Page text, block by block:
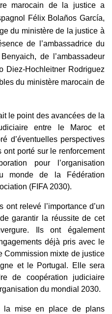
marocain de la justice a
Félix Bolaños García,
du ministère de la justice à
de l’ambassadrice du
de l’ambassadeur
Diez-Hochleitner Rodriguez
du ministère marocain de
le point des avancées de la
entre le Maroc et
d’éventuelles perspectives
porté sur le renforcement
pour l’organisation
monde de la Fédération
(FIFA 2030).
relevé l’importance d’un
garantir la réussite de cet
Ils ont également
déjà pris avec le
Commission mixte de justice
et le Portugal. Elle sera
de coopération judiciaire
du mondial 2030.
la mise en place de plans